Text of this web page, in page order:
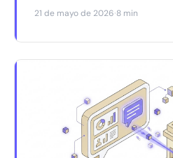
tecnicismos innecesarios.
21 de mayo de 2026·8 min